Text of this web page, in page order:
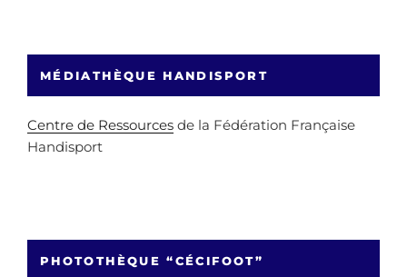
MÉDIATHÈQUE HANDISPORT
Centre de Ressources de la Fédération Française
Handisport
PHOTOTHÈQUE “CÉCIFOOT”